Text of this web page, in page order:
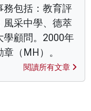
務包括：教育評
風采中學、德萃
學顧問。2000年
（MH）。
閱讀所有文章